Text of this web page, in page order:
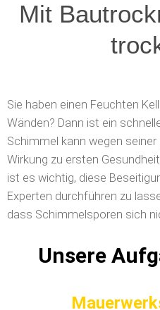
Mit
Sie haben einen Feuchten
Wänden? Dann ist ein
Schimmel kann wegen
Wirkung zu ersten
ist es wichtig, diese
Experten durchführen zu
dass Schimmelsporen sich
Unsere